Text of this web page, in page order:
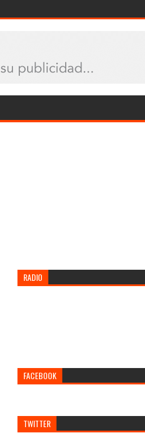
RADIO
FACEBOOK
TWITTER